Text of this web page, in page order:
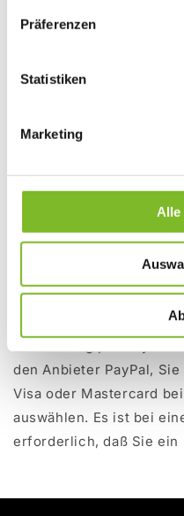
Präferenzen
Statistiken
Marketing
Alle
Die Lieferzeiten
immer ab Datum des
den Anbieter PayPal,
Visa oder Mastercard
auswählen. Es ist bei
erforderlich, daß Sie ein